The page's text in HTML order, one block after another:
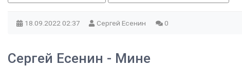
18.09.2022 02:37 Сергей Есенин 0
Сергей Есенин - Мине